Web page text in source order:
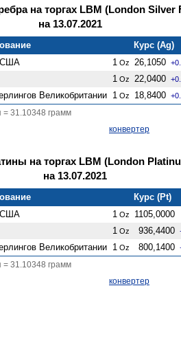
на торгах LBM (London Silver
на 13.07.2021
Курс (Ag)
США 1 Oz 26,1050
1 Oz 22,0400
Велико­британии 1 Oz 18,8400
= 31.10348 грамм
конвертер
на торгах LBM (London
на 13.07.2021
Курс (Pt)
США 1 Oz 1105,0000
1 Oz 936,4400
Велико­британии 1 Oz 800,1400
= 31.10348 грамм
конвертер